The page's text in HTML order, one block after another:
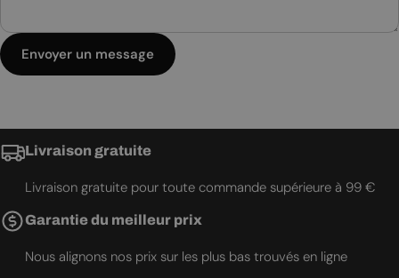
Envoyer un message
Livraison gratuite
Livraison gratuite pour toute commande supérieure à 99 €
Garantie du meilleur prix
Nous alignons nos prix sur les plus bas trouvés en ligne